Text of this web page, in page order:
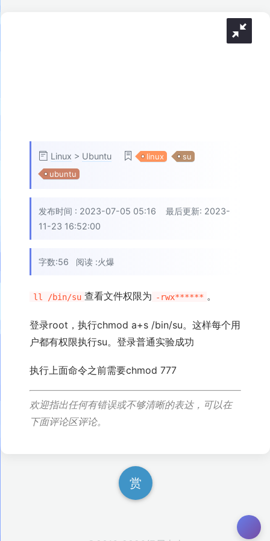
Linux > Ubuntu linux
su
ubuntu
发布时间 : 2023-07-05 05:16 最后更新: 2023-
11-23 16:52:00
字数:56 阅读 :火爆
ll /bin/su 查看文件权限为 -rwx****** 。
登录root，执行chmod a+s /bin/su。这样每个用
户都有权限执行su。登录普通实验成功
执行上面命令之前需要chmod 777
欢迎指出任何有错误或不够清晰的表达，可以在
下面评论区评论。
赏